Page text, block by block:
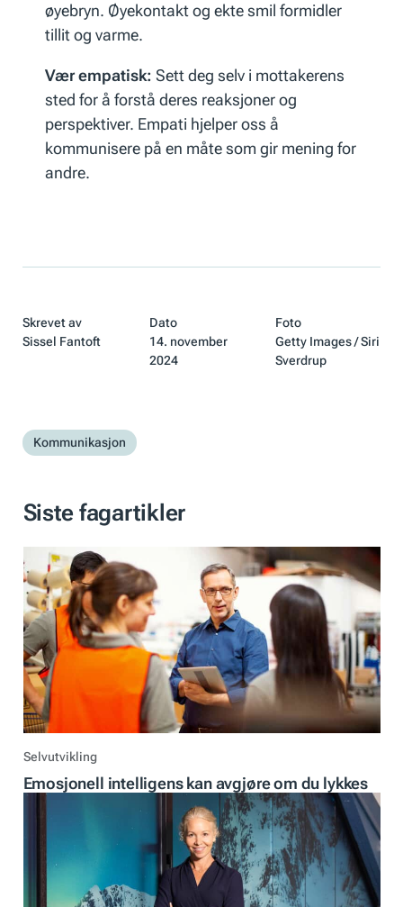
øyebryn. Øyekontakt og ekte smil formidler
tillit og varme.
Vær empatisk: Sett deg selv i mottakerens
sted for å forstå deres reaksjoner og
perspektiver. Empati hjelper oss å
kommunisere på en måte som gir mening for
andre.
Skrevet av
Sissel Fantoft
Dato
14. november
2024
Foto
Getty Images / Siri
Sverdrup
Kommunikasjon
Siste fagartikler
Selvutvikling
Emosjonell intelligens kan avgjøre om du lykkes